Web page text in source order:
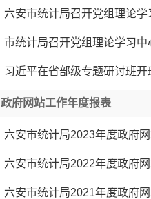
六安市统计局召开党组理论
市统计局召开党组理论学习
习近平在省部级专题研讨班
政府网站工作年度报表
六安市统计局2023年度政府
六安市统计局2022年度政府
六安市统计局2021年度政府